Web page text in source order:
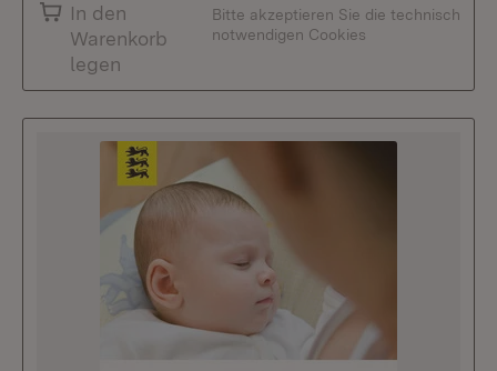
In den
Warenkorb
legen
Bitte akzeptieren Sie die technisch
notwendigen Cookies